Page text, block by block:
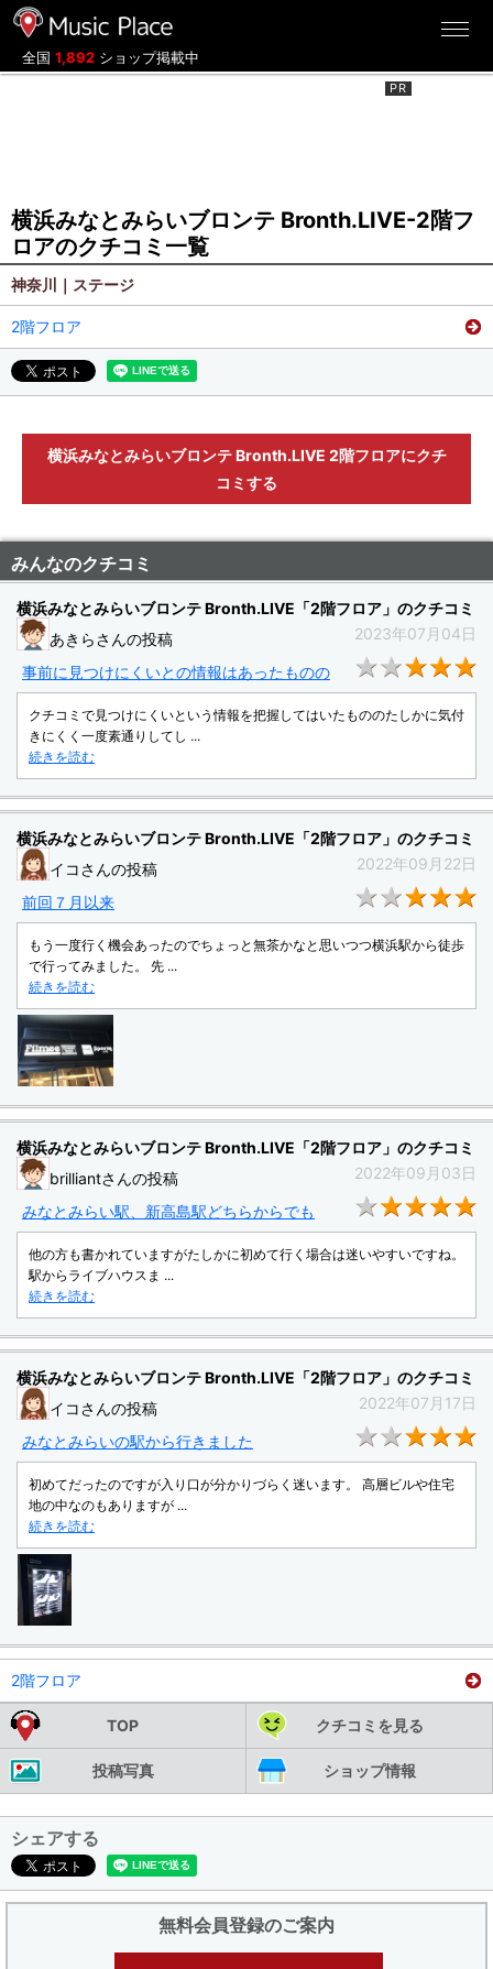
全国 1,892 ショップ掲載中
横浜みなとみらいブロンテ Bronth.LIVE-2階フ
ロアのクチコミ一覧
神奈川｜ステージ
2階フロア
横浜みなとみらいブロンテ Bronth.LIVE 2階フロアにクチ
コミする
みんなのクチコミ
横浜みなとみらいブロンテ Bronth.LIVE「2階フロア」のクチコミ
あきらさんの投稿
2023年07月04日
事前に見つけにくいとの情報はあったものの
クチコミで見つけにくいという情報を把握してはいたもののたしかに気付
きにくく一度素通りしてし ...
続きを読む
横浜みなとみらいブロンテ Bronth.LIVE「2階フロア」のクチコミ
イコさんの投稿
2022年09月22日
前回７月以来
もう一度行く機会あったのでちょっと無茶かなと思いつつ横浜駅から徒歩
で行ってみました。 先 ...
続きを読む
横浜みなとみらいブロンテ Bronth.LIVE「2階フロア」のクチコミ
brilliantさんの投稿
2022年09月03日
みなとみらい駅、新高島駅どちらからでも
他の方も書かれていますがたしかに初めて行く場合は迷いやすいですね。
駅からライブハウスま ...
続きを読む
横浜みなとみらいブロンテ Bronth.LIVE「2階フロア」のクチコミ
イコさんの投稿
2022年07月17日
みなとみらいの駅から行きました
初めてだったのですが入り口が分かりづらく迷います。 高層ビルや住宅
地の中なのもありますが ...
続きを読む
2階フロア
TOP クチコミを見る
投稿写真 ショップ情報
シェアする
無料会員登録のご案内